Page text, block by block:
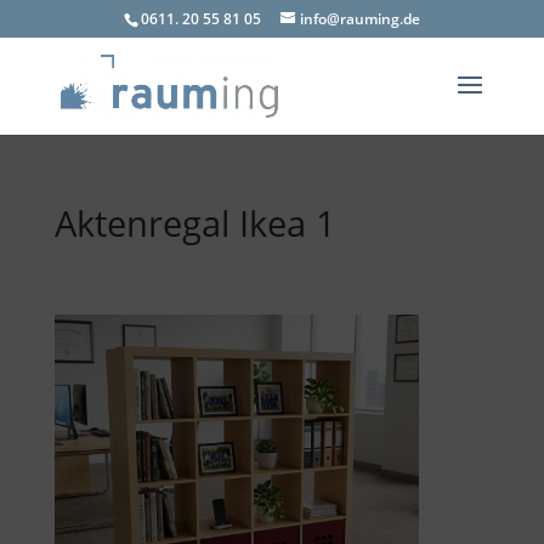
0611. 20 55 81 05 info@rauming.de
Aktenregal Ikea 1